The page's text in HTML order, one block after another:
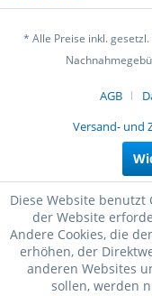
* Alle Preise inkl.
AGB
Versand- und
Diese Website
der Website
Andere Cookies, die
erhöhen, der
anderen Websites
sollen, werden